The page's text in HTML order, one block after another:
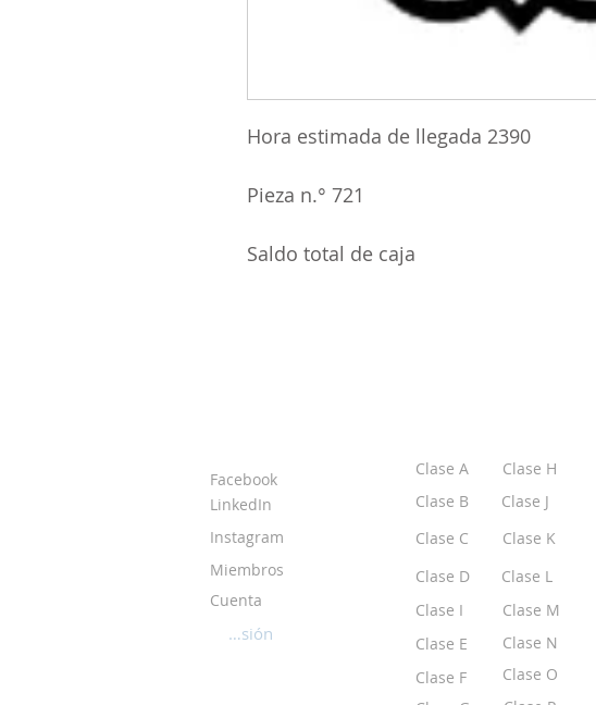
Hora estimada de llegada 2390
Pieza n.° 721
Saldo total de caja
Facebook
LinkedIn
Instagram
Miembros
Cuenta
Iniciar sesión
Clase A
Clase H
Clase B
Clase J
Clase C
Clase K
Clase D
Clase L
Clase I
Clase M
Clase E
Clase F
Clase N
Clase O